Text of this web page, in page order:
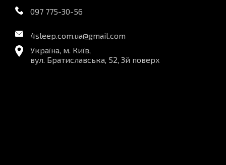
097 775-30-56
4sleep.com.ua@gmail.com
Україна, м. Київ,
вул. Братиславська, 52, 3й поверх